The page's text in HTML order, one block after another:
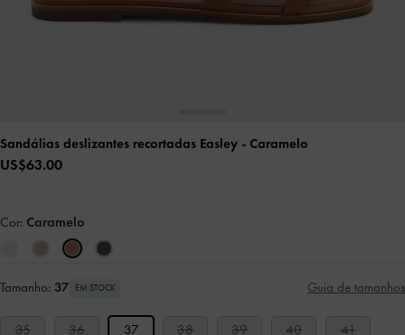
Sandálias deslizantes recortadas Easley - Caramelo
US$63.00
Cor: Caramelo
Tamanho: 37 EM STOCK Guia de tamanhos
35 36 37 38 39 40 41